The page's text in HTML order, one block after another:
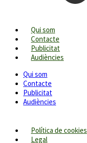
Qui som
Contacte
Publicitat
Audiències
Qui som
Contacte
Publicitat
Audiències
Política de cookies
Legal